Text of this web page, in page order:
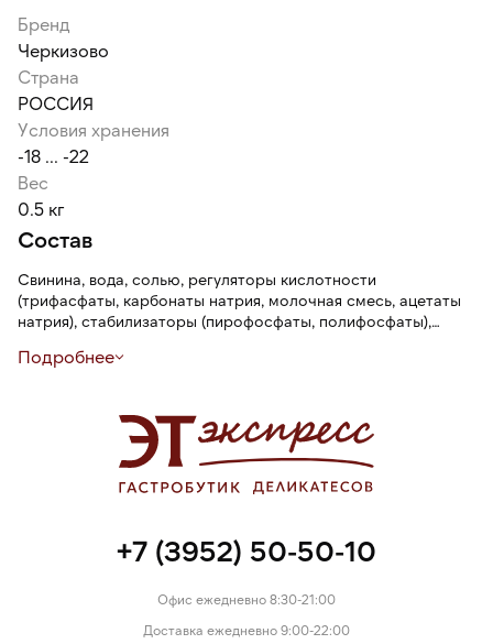
Бренд
Черкизово
Страна
РОССИЯ
Условия хранения
-18 ... -22
Вес
0.5 кг
Состав
Свинина, вода, солью, регуляторы кислотности
(трифасфаты, карбонаты натрия, молочная смесь, ацетаты
натрия), стабилизаторы (пирофосфаты, полифосфаты),
камедь), мальтодекстрин, усилитель вкуса и аромата.
Подробнее
+7 (3952) 50-50-10
Офис ежедневно 8:30-21:00
Доставка ежедневно 9:00-22:00